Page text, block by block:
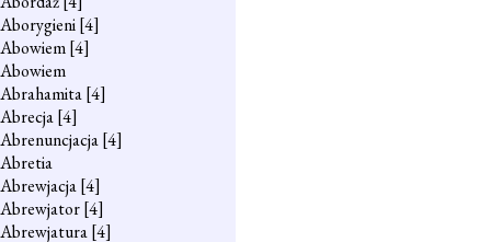
Aborygieni[4]
Abowiem[4]
Abowiem
Abrahamita[4]
Abrecja[4]
Abrenuncjacja[4]
Abretia
Abrewjacja[4]
Abrewjator[4]
Abrewjatura[4]